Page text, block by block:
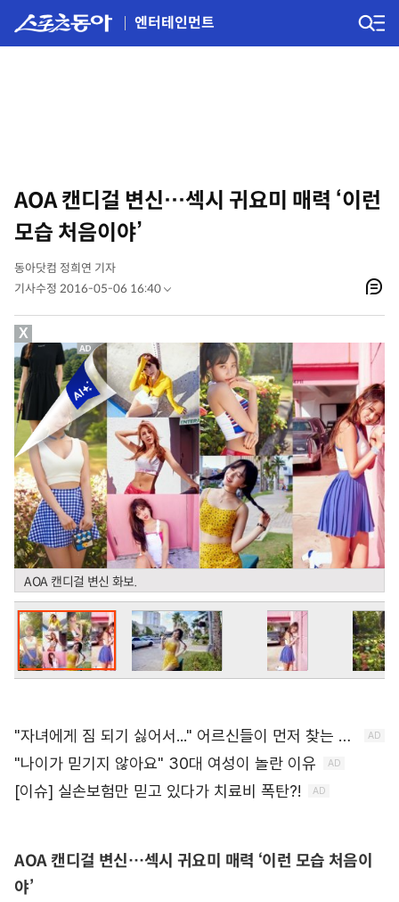
엔터테인먼트
AOA 캔디걸 변신…섹시 귀요미 매력 ‘이런
모습 처음이야’
동아닷컴 정희연 기자
기사수정 2016-05-06 16:40
AOA 캔디걸 변신 화보.
AOA 캔디걸 변신…섹시 귀요미 매력 ‘이런 모습 처음이
야’
X